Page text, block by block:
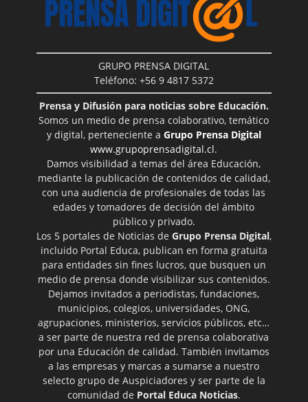
GRUPO PRENSA DIGITAL
Teléfono: +56 9 4817 5372
Prensa y Difusión para noticias sobre Educación.
Somos un medio de prensa colaborativo, temático
y digital, perteneciente a Grupo Prensa Digital
www.grupoprensadigital.cl.
Damos visibilidad a temas del área Educación,
mediante la publicación de contenidos de calidad,
con una audiencia de profesionales de todas las
edades y tomadores de decisión del ámbito
público y privado.
Los 5 portales de Noticias de Grupo Prensa Digital,
incluido Portal Educa, publican en forma gratuita
para entidades sin fines lucros, que busquen un
medio de prensa donde visibilizar sus contenidos.
Dejamos invitados a periodistas, fundaciones,
municipios, colegios, universidades, ONG,
agrupaciones, ministerios, servicios públicos, etc…
a ser parte de nuestra red de prensa colaborativa
por una Educación de calidad. También invitamos
a las empresas y marcas a sumarse a nuestro
selecto grupo de Auspiciadores y ser parte de la
comunidad de Portal Educa Noticias.